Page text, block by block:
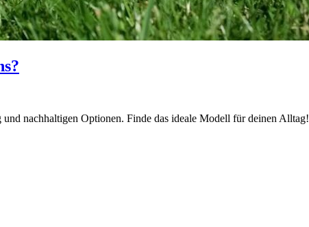
nachhaltigen Optionen. Finde das ideale Modell für deinen Alltag!